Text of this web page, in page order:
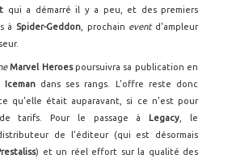
qui a démarré il y a peu, et des premiers
à Spider-Geddon , prochain event d'ampleur
Marvel Heroespoursuivra sa publication en
Iceman dans ses rangs. L'offre reste donc
qu'elle était auparavant, si ce n'est pour
tarifs. Pour le passage à Legacy , le
de l'éditeur (qui est désormais
) et un réel effort sur la qualité des